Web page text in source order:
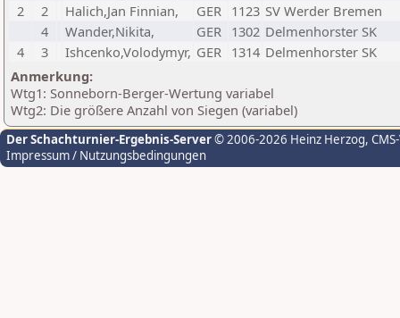
2
2 Halich,Jan Finnian, GER 1123 SV Werder Bremen
4
Wander,Nikita, GER 1302 Delmenhorster SK
4
3 Ishcenko,Volodymyr, GER 1314 Delmenhorster SK
Anmerkung:
Wtg1: Sonneborn-Berger-Wertung variabel
Wtg2: Die größere Anzahl von Siegen (variabel)
Der Schachturnier-Ergebnis-Server© 2006-2026 Heinz Herzog,
Impressum / Nutzungsbedingungen